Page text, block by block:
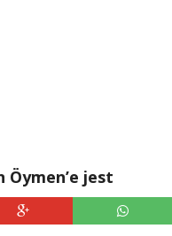
Öymen’e jest